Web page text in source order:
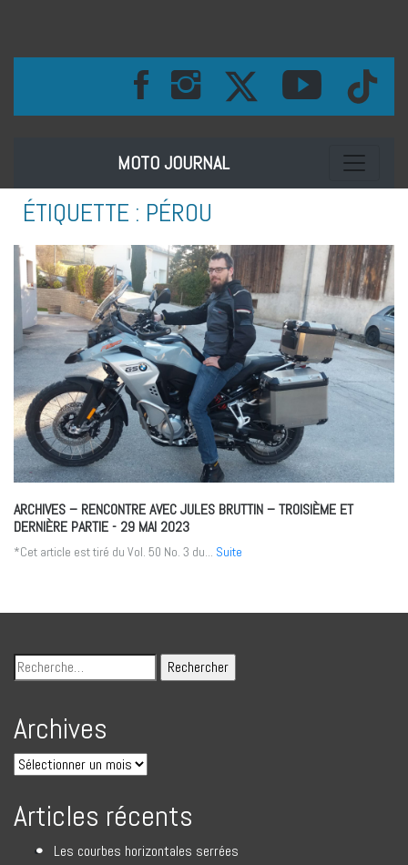
MOTO JOURNAL Toggle
ÉTIQUETTE : PÉROU
ARCHIVES – RENCONTRE AVEC JULES BRUTTIN – TROISIÈME ET
DERNIÈRE PARTIE- 29 MAI 2023
*Cet article est tiré du Vol. 50 No. 3 du... Suite
Archives
Articles récents
Les courbes horizontales serrées